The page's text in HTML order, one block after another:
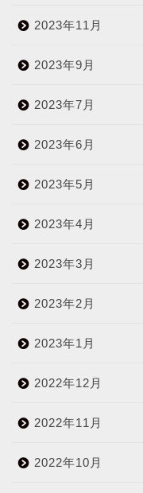
2023年11月
2023年9月
2023年7月
2023年6月
2023年5月
2023年4月
2023年3月
2023年2月
2023年1月
2022年12月
2022年11月
2022年10月